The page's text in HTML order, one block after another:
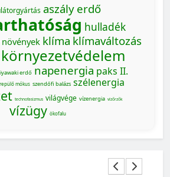
aszály erdő
hulladék
klíma klímaváltozás
környezetvédelem
erdő napenergia paks II.
repülő mókus szendőfi balázs szélenergia
technofasizmus világvége vízenergia vízőrzők
vízügy ökofalu